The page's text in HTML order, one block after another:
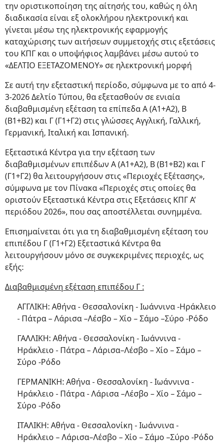
την οριστικοποίηση της αίτησής του, καθώς η όλη
διαδικασία είναι εξ ολοκλήρου ηλεκτρονική και
γίνεται μέσω της ηλεκτρονικής εφαρμογής
καταχώρισης των αιτήσεων συμμετοχής στις εξετάσεις
του ΚΠΓ και ο υποψήφιος λαμβάνει μέσω αυτού το
«ΔΕΛΤΙΟ ΕΞΕΤΑΖΟΜΕΝΟΥ» σε ηλεκτρονική μορφή
Σε αυτή την εξεταστική περίοδο, σύμφωνα με το από 4-
3-2026 Δελτίο Τύπου, θα εξετασθούν σε ενιαία
διαβαθμισμένη εξέταση τα επίπεδα Α (Α1+Α2), Β
(Β1+Β2) και Γ (Γ1+Γ2) στις γλώσσες Αγγλική, Γαλλική,
Γερμανική, Ιταλική και Ισπανική.
Εξεταστικά Κέντρα για την εξέταση των
διαβαθμισμένων επιπέδων Α (Α1+Α2), Β (Β1+Β2) και Γ
(Γ1+Γ2) θα λειτουργήσουν στις «Περιοχές Εξέτασης»,
σύμφωνα με τον Πίνακα «Περιοχές στις οποίες θα
οριστούν Εξεταστικά Κέντρα στις Εξετάσεις ΚΠΓ Α’
περιόδου 2026», που σας αποστέλλεται συνημμένα.
Επισημαίνεται ότι για τη διαβαθμισμένη εξέταση του
επιπέδου Γ (Γ1+Γ2) Εξεταστικά Κέντρα θα
λειτουργήσουν μόνο σε συγκεκριμένες περιοχές, ως
εξής:
Διαβαθμισμένη εξέταση επιπέδου Γ :
ΑΓΓΛΙΚΗ: Αθήνα - Θεσσαλονίκη - Ιωάννινα -Ηράκλειο
- Πάτρα – Λάρισα –Λέσβο – Χίο – Σάμο –Σύρο -Ρόδο
ΓΑΛΛΙΚΗ: Αθήνα - Θεσσαλονίκη - Ιωάννινα -
Ηράκλειο - Πάτρα – Λάρισα–Λέσβο – Χίο – Σάμο –
Σύρο -Ρόδο
ΓΕΡΜΑΝΙΚΗ: Αθήνα - Θεσσαλονίκη - Ιωάννινα -
Ηράκλειο - Πάτρα - Λάρισα –Λέσβο – Χίο – Σάμο –
Σύρο -Ρόδο
ΙΤΑΛΙΚΗ: Αθήνα - Θεσσαλονίκη - Ιωάννινα -
Ηράκλειο – Λάρισα–Λέσβο – Χίο – Σάμο –Σύρο -Ρόδο